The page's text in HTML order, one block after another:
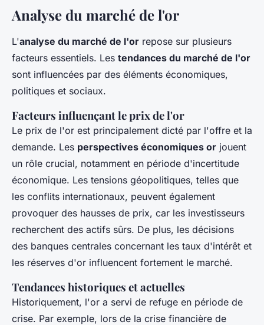
Analyse du marché de l'or
L'analyse du marché de l'or repose sur plusieurs
facteurs essentiels. Les tendances du marché de l'or
sont influencées par des éléments économiques,
politiques et sociaux.
Facteurs influençant le prix de l'or
Le prix de l'or est principalement dicté par l'offre et la
demande. Les perspectives économiques or jouent
un rôle crucial, notamment en période d'incertitude
économique. Les tensions géopolitiques, telles que
les conflits internationaux, peuvent également
provoquer des hausses de prix, car les investisseurs
recherchent des actifs sûrs. De plus, les décisions
des banques centrales concernant les taux d'intérêt et
les réserves d'or influencent fortement le marché.
Tendances historiques et actuelles
Historiquement, l'or a servi de refuge en période de
crise. Par exemple, lors de la crise financière de